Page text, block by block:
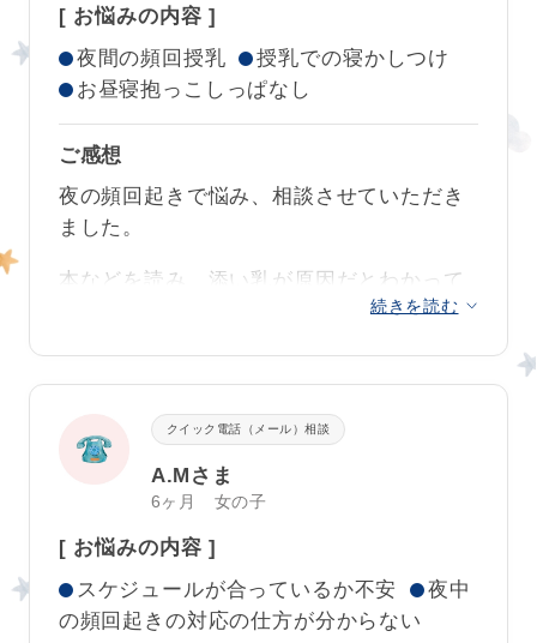
とうございました。
日中のスケジュール、栄養、寝返りの練習
など本当にアドバイスを実践していただき
ありがとうございました❣
今回の改善は私にとってもトレーニングな
しでの改善への可能性を感じられました❣
これからも、この習慣を維持していけます
サポート開始前
サポートプラン開始3週間後！
クークールナより
セルフネンネのトレーニングも初日からギ
ャン泣きせず、自分で寝る時間を意識して
ママのメッセージをしっかり受け取ってい
ました！
新しい習慣での安定もとても早かったです
見守るだけで一人で寝られるようになりま
した。昼寝も布団に寝かせると、自分でゴ
ロゴロ→ネンネです。
今までは息子が泣いていたら、抱っこしな
いと！早く寝られるように助けてあげない
と！と思っていたのですが、それがかえっ
て息子の寝る力を妨げていたんだな?と反省
すっきり起きられる日が増えました。
いてからは上の娘との時間も多く取れるよ
うになり、良いことがたくさんです！
まだ不安定な時期なのか、夜間に起きて泣
いてしまう日もありますが、ゆっくり見守
りたいと思います。
また月齢とともに新たな悩みが出てきまし
[ お悩みの内容 ]
夜間の頻回授乳
授乳での寝かしつけ
お昼寝抱っこしっぱなし
ご感想
夜の頻回起きで悩み、相談させていただき
ました。
本などを読み、添い乳が原因だとわかって
はいましたが、自分でのネントレや子供の
ネントレは大変なものと覚悟して1ヶ月サポ
ートをお願いしましたが、
ジュールが整った状態でトレーニングが開
始 できたおかげか、 トレーニング初日から
時間がかからず添い乳なしで寝られまし
続きを読む
クイック電話（メール）相談
A.Mさま
6ヶ月 女の子
[ お悩みの内容 ]
スケジュールが合っているか不安
夜中
の頻回起きの対応の仕方が分からない